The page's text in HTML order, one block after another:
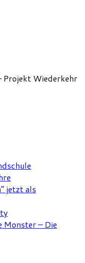
Projekt Wiederkehr
jetzt als
Monster – Die